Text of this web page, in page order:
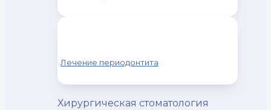
Лечение периодонтита
Хирургическая стоматология